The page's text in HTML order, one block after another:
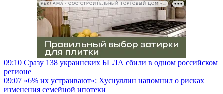
РЕКЛАМА • ООО СТРОИТЕЛЬНЫЙ ТОРГОВЫЙ ДОМ «ПЕТРОВИЧ», ИНН 7802348846
09:10 Сразу 138 украинских БПЛА сбили в одном российском
регионе
09:07 «6% их устраивают»: Хуснуллин напомнил о рисках
изменения семейной ипотеки